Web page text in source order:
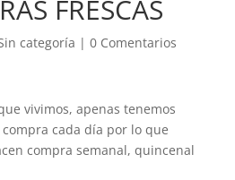
FRESCAS
categoría | 0 Comentarios
vivimos, apenas tenemos
cada día por lo que
compra semanal, quincenal